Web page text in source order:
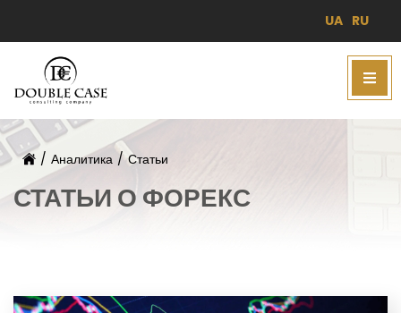
UA RU
/ Аналитика / Статьи
СТАТЬИ О ФОРЕКС